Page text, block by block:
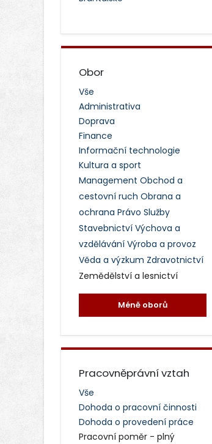
Obor
Vše
Administrativa
Doprava
Finance
Informační technologie
Kultura a sport
Management Obchod a
cestovní ruch Obrana a
ochrana Právo Služby
Stavebnictví Výchova a
vzdělávání Výroba a provoz
Věda a výzkum Zdravotnictví
Zemědělství a lesnictví
Méně oborů
Pracovněprávní vztah
Vše
Dohoda o pracovní činnosti
Dohoda o provedení práce
Pracovní poměr - plný